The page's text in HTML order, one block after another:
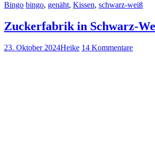
Bingo bingo, genäht, Kissen, schwarz-weiß
Zuckerfabrik in Schwarz-
23. Oktober 2024Heike 14 Kommentare